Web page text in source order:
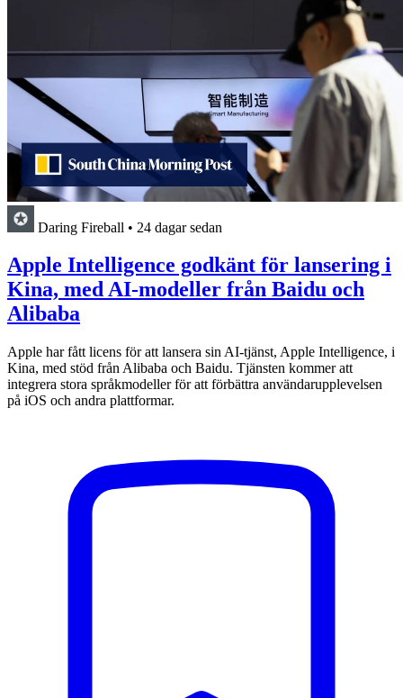
Daring Fireball • 24 dagar sedan
Apple Intelligence godkänt för lansering i
Kina, med AI-modeller från Baidu och
Alibaba
Apple har fått licens för att lansera sin AI-tjänst, Apple Intelligence, i
Kina, med stöd från Alibaba och Baidu. Tjänsten kommer att
integrera stora språkmodeller för att förbättra användarupplevelsen
på iOS och andra plattformar.